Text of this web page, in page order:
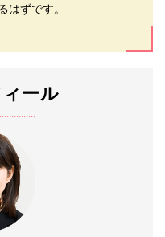
はずです。
ール